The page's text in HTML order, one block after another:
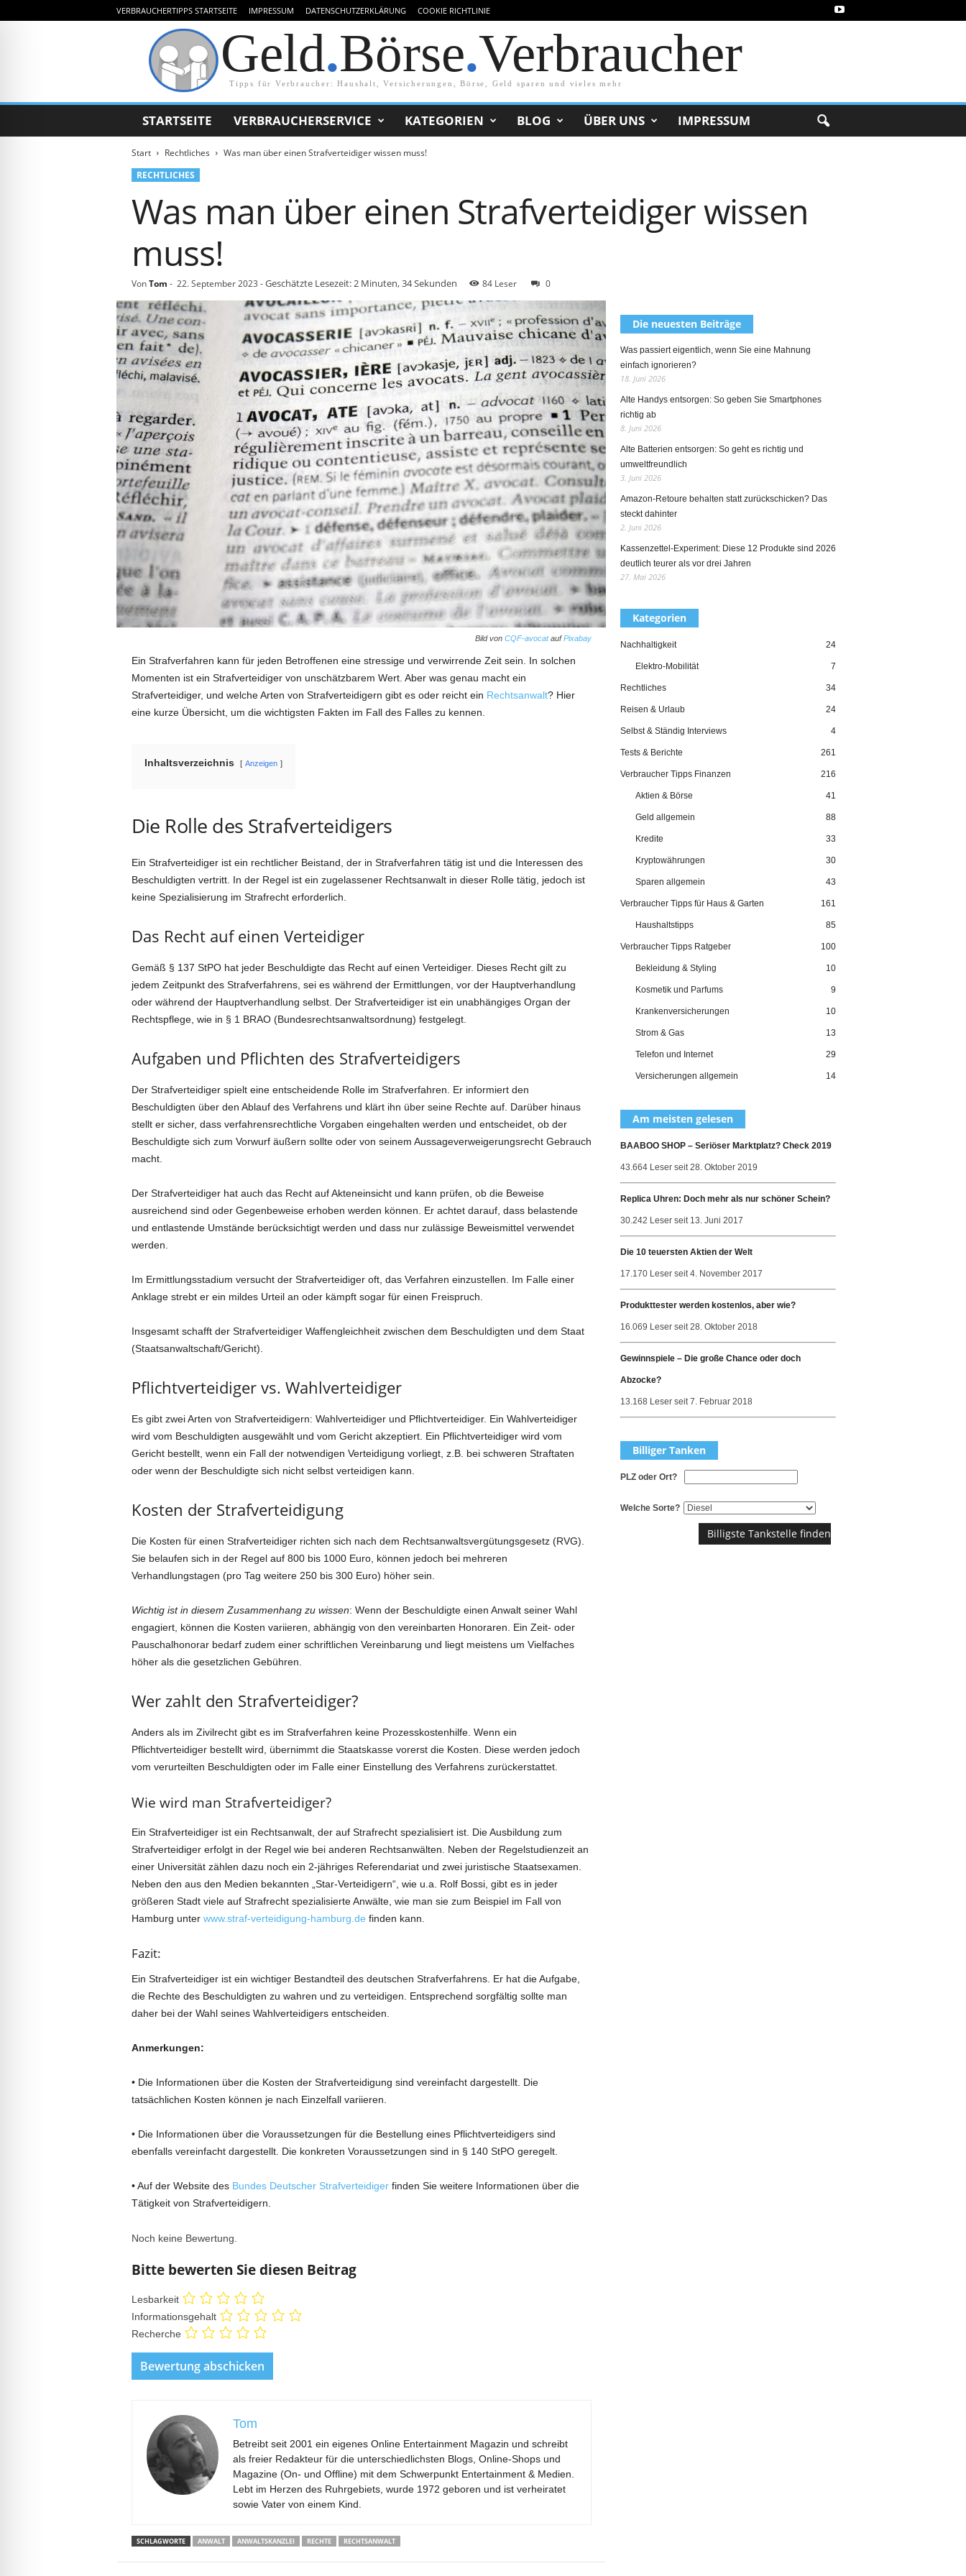
VERBRAUCHERTIPPS STARTSEITE IMPRESSUM DATENSCHUTZERKLÄRUNG COOKIE RICHTLINIE
Geld.Börse.Verbraucher
Tipps für Verbraucher: Haushalt, Versicherungen, Börse, Geld sparen und vieles mehr
STARTSEITE VERBRAUCHERSERVICE KATEGORIEN BLOG ÜBER UNS IMPRESSUM
Start Rechtliches
Was man über einen Strafverteidiger wissen muss!
RECHTLICHES
Was man über einen Strafverteidiger wissen
muss!
Von Tom - 22. September 2023 -Geschätzte Lesezeit: 2 Minuten, 34 Sekunden 84 Leser 0
Bild von CQF-avocataufPixabay
Ein Strafverfahren kann für jeden Betroffenen eine stressige und verwirrende Zeit sein. In solchen
Momenten ist ein Strafverteidiger von unschätzbarem Wert. Aber was genau macht ein
Strafverteidiger, und welche Arten von Strafverteidigern gibt es oder reicht ein Rechtsanwalt? Hier
eine kurze Übersicht, um die wichtigsten Fakten im Fall des Falles zu kennen.
Inhaltsverzeichnis Anzeigen
Die Rolle des Strafverteidigers
Ein Strafverteidiger ist ein rechtlicher Beistand, der in Strafverfahren tätig ist und die Interessen des
Beschuldigten vertritt. In der Regel ist ein zugelassener Rechtsanwalt in dieser Rolle tätig, jedoch ist
keine Spezialisierung im Strafrecht erforderlich.
Das Recht auf einen Verteidiger
Gemäß § 137 StPO hat jeder Beschuldigte das Recht auf einen Verteidiger. Dieses Recht gilt zu
jedem Zeitpunkt des Strafverfahrens, sei es während der Ermittlungen, vor der Hauptverhandlung
oder während der Hauptverhandlung selbst. Der Strafverteidiger ist ein unabhängiges Organ der
Rechtspflege, wie in § 1 BRAO (Bundesrechtsanwaltsordnung) festgelegt.
Aufgaben und Pflichten des Strafverteidigers
Der Strafverteidiger spielt eine entscheidende Rolle im Strafverfahren. Er informiert den
Beschuldigten über den Ablauf des Verfahrens und klärt ihn über seine Rechte auf. Darüber hinaus
stellt er sicher, dass verfahrensrechtliche Vorgaben eingehalten werden und entscheidet, ob der
Beschuldigte sich zum Vorwurf äußern sollte oder von seinem Aussageverweigerungsrecht Gebrauch
macht.
Der Strafverteidiger hat auch das Recht auf Akteneinsicht und kann prüfen, ob die Beweise
ausreichend sind oder Gegenbeweise erhoben werden können. Er achtet darauf, dass belastende
und entlastende Umstände berücksichtigt werden und dass nur zulässige Beweismittel verwendet
werden.
Im Ermittlungsstadium versucht der Strafverteidiger oft, das Verfahren einzustellen. Im Falle einer
Anklage strebt er ein mildes Urteil an oder kämpft sogar für einen Freispruch.
Insgesamt schafft der Strafverteidiger Waffengleichheit zwischen dem Beschuldigten und dem Staat
(Staatsanwaltschaft/Gericht).
Pflichtverteidiger vs. Wahlverteidiger
Es gibt zwei Arten von Strafverteidigern: Wahlverteidiger und Pflichtverteidiger. Ein Wahlverteidiger
wird vom Beschuldigten ausgewählt und vom Gericht akzeptiert. Ein Pflichtverteidiger wird vom
Gericht bestellt, wenn ein Fall der notwendigen Verteidigung vorliegt, z.B. bei schweren Straftaten
oder wenn der Beschuldigte sich nicht selbst verteidigen kann.
Kosten der Strafverteidigung
Die Kosten für einen Strafverteidiger richten sich nach dem Rechtsanwaltsvergütungsgesetz (RVG).
Sie belaufen sich in der Regel auf 800 bis 1000 Euro, können jedoch bei mehreren
Verhandlungstagen (pro Tag weitere 250 bis 300 Euro) höher sein.
Wichtig ist in diesem Zusammenhang zu wissen: Wenn der Beschuldigte einen Anwalt seiner Wahl
engagiert, können die Kosten variieren, abhängig von den vereinbarten Honoraren. Ein Zeit- oder
Pauschalhonorar bedarf zudem einer schriftlichen Vereinbarung und liegt meistens um Vielfaches
höher als die gesetzlichen Gebühren.
Wer zahlt den Strafverteidiger?
Anders als im Zivilrecht gibt es im Strafverfahren keine Prozesskostenhilfe. Wenn ein
Pflichtverteidiger bestellt wird, übernimmt die Staatskasse vorerst die Kosten. Diese werden jedoch
vom verurteilten Beschuldigten oder im Falle einer Einstellung des Verfahrens zurückerstattet.
Wie wird man Strafverteidiger?
Ein Strafverteidiger ist ein Rechtsanwalt, der auf Strafrecht spezialisiert ist. Die Ausbildung zum
Strafverteidiger erfolgt in der Regel wie bei anderen Rechtsanwälten. Neben der Regelstudienzeit an
einer Universität zählen dazu noch ein 2-jähriges Referendariat und zwei juristische Staatsexamen.
Neben den aus den Medien bekannten „Star-Verteidigern“, wie u.a. Rolf Bossi, gibt es in jeder
größeren Stadt viele auf Strafrecht spezialisierte Anwälte, wie man sie zum Beispiel im Fall von
Hamburg unter www.straf-verteidigung-hamburg.de finden kann.
Fazit:
Ein Strafverteidiger ist ein wichtiger Bestandteil des deutschen Strafverfahrens. Er hat die Aufgabe,
die Rechte des Beschuldigten zu wahren und zu verteidigen. Entsprechend sorgfältig sollte man
daher bei der Wahl seines Wahlverteidigers entscheiden.
Anmerkungen:
• Die Informationen über die Kosten der Strafverteidigung sind vereinfacht dargestellt. Die
tatsächlichen Kosten können je nach Einzelfall variieren.
• Die Informationen über die Voraussetzungen für die Bestellung eines Pflichtverteidigers sind
ebenfalls vereinfacht dargestellt. Die konkreten Voraussetzungen sind in § 140 StPO geregelt.
• Auf der Website des Bundes Deutscher Strafverteidigerfinden Sie weitere Informationen über die
Tätigkeit von Strafverteidigern.
Noch keine Bewertung.
Bitte bewerten Sie diesen Beitrag
Lesbarkeit
Informationsgehalt
Recherche
Tom
Betreibt seit 2001 ein eigenes Online Entertainment Magazin und schreibt
als freier Redakteur für die unterschiedlichsten Blogs, Online-Shops und
Magazine (On- und Offline) mit dem Schwerpunkt Entertainment & Medien.
Lebt im Herzen des Ruhrgebiets, wurde 1972 geboren und ist verheiratet
sowie Vater von einem Kind.
SCHLAGWORTE ANWALT ANWALTSKANZLEI RECHTE RECHTSANWALT
Die neuesten Beiträge
Was passiert eigentlich, wenn Sie eine Mahnung
einfach ignorieren?
18. Juni 2026
Alte Handys entsorgen: So geben Sie Smartphones
richtig ab
8. Juni 2026
Alte Batterien entsorgen: So geht es richtig und
umweltfreundlich
3. Juni 2026
Amazon-Retoure behalten statt zurückschicken? Das
steckt dahinter
2. Juni 2026
Kassenzettel-Experiment: Diese 12 Produkte sind 2026
deutlich teurer als vor drei Jahren
27. Mai 2026
Kategorien
Nachhaltigkeit 24
Elektro-Mobilität 7
Rechtliches 34
Reisen & Urlaub 24
Selbst & Ständig Interviews 4
Tests & Berichte 261
Verbraucher Tipps Finanzen 216
Aktien & Börse 41
Geld allgemein 88
Kredite 33
Kryptowährungen 30
Sparen allgemein 43
Verbraucher Tipps für Haus & Garten 161
Haushaltstipps 85
Verbraucher Tipps Ratgeber 100
Bekleidung & Styling 10
Kosmetik und Parfums 9
Krankenversicherungen 10
Strom & Gas 13
Telefon und Internet 29
Versicherungen allgemein 14
Am meisten gelesen
BAABOO SHOP – Seriöser Marktplatz? Check 2019
43.664 Leser seit 28. Oktober 2019
Replica Uhren: Doch mehr als nur schöner Schein?
30.242 Leser seit 13. Juni 2017
Die 10 teuersten Aktien der Welt
17.170 Leser seit 4. November 2017
Produkttester werden kostenlos, aber wie?
16.069 Leser seit 28. Oktober 2018
Gewinnspiele – Die große Chance oder doch
Abzocke?
13.168 Leser seit 7. Februar 2018
Billiger Tanken
PLZ oder Ort?
Welche Sorte?